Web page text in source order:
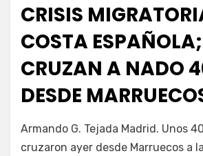
CRISIS
COSTA ESPAÑOLA;
CRUZAN A NADO
DESDE
Fernando Miranda Servín
Armando G. Tejada Madrid. Unos
cruzaron ayer desde Marruecos a